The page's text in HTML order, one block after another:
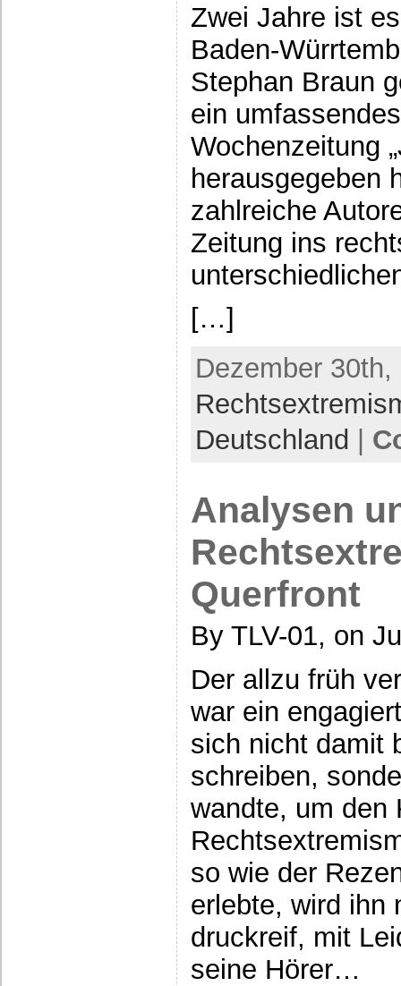
Zwei Jahre ist
Baden-
Stephan Braun
ein
Wochenzeitung
herausgegeben
zahlreiche
Zeitung ins
[…]
Dezember 30th,
Deutschland
Analysen
Querfront
By TLV-01, on
Der allzu früh
war ein
sich nicht damit
schreiben,
wandte, um den
so wie der
erlebte, wird ihn
druckreif, mit
seine Hörer…